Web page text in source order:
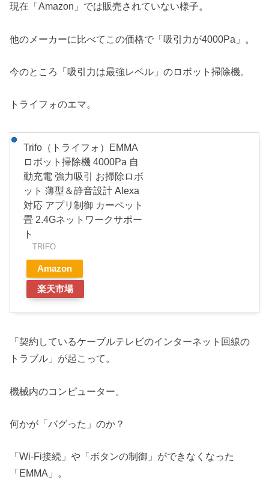
現在「Amazon」では販売されていない様子。
他のメーカーに比べてこの価格で「吸引力が4000Pa」。
今のところ「吸引力は最強レベル」のロボット掃除機。
トライフォのエマ。
Trifo（トライフォ）EMMA
ロボット掃除機 4000Pa 自
動充電 強力吸引 お掃除ロボ
ット 薄型＆静音設計 Alexa
対応 アプリ制御 カーペット
畳 2.4Gネットワークサポー
ト
TRIFO
Amazon
楽天市場
「契約しているケーブルテレビのインターネット回線の
トラブル」が起こって。
機械内のコンピューター。
何かが「バグった」のか？
「Wi-Fi接続」や「ボタンの制御」ができなくなった
「EMMA」。